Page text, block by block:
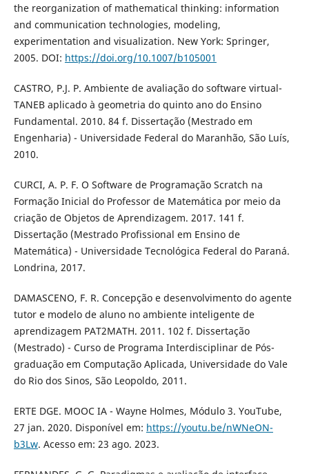
the reorganization of mathematical thinking: information
and communication technologies, modeling,
experimentation and visualization. New York: Springer,
2005. DOI: https://doi.org/10.1007/b105001
CASTRO, P.J. P. Ambiente de avaliação do software virtual-
TANEB aplicado à geometria do quinto ano do Ensino
Fundamental. 2010. 84 f. Dissertação (Mestrado em
Engenharia) - Universidade Federal do Maranhão, São Luís,
2010.
CURCI, A. P. F. O Software de Programação Scratch na
Formação Inicial do Professor de Matemática por meio da
criação de Objetos de Aprendizagem. 2017. 141 f.
Dissertação (Mestrado Profissional em Ensino de
Matemática) - Universidade Tecnológica Federal do Paraná.
Londrina, 2017.
DAMASCENO, F. R. Concepção e desenvolvimento do agente
tutor e modelo de aluno no ambiente inteligente de
aprendizagem PAT2MATH. 2011. 102 f. Dissertação
(Mestrado) - Curso de Programa Interdisciplinar de Pós-
graduação em Computação Aplicada, Universidade do Vale
do Rio dos Sinos, São Leopoldo, 2011.
ERTE DGE. MOOC IA - Wayne Holmes, Módulo 3. YouTube,
27 jan. 2020. Disponível em: https://youtu.be/nWNeON-
b3Lw. Acesso em: 23 ago. 2023.